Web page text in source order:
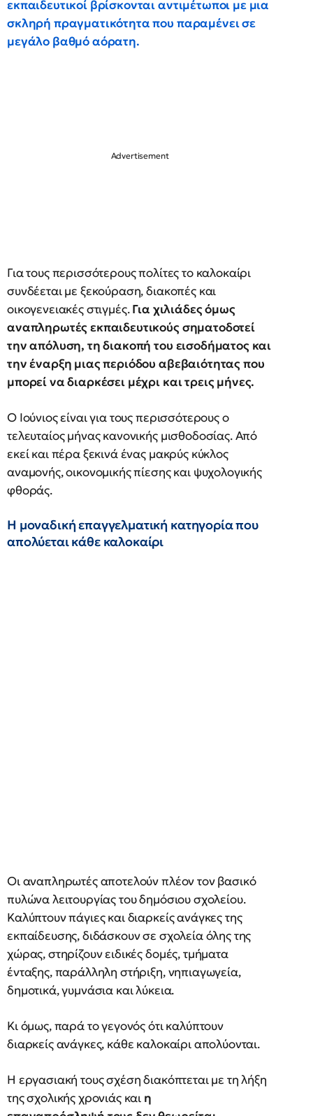
εκπαιδευτικοί βρίσκονται αντιμέτωποι με μια
σκληρή πραγματικότητα που παραμένει σε
μεγάλο βαθμό αόρατη.
Για τους περισσότερους πολίτες το καλοκαίρι
συνδέεται με ξεκούραση, διακοπές και
οικογενειακές στιγμές.Για χιλιάδες όμως
αναπληρωτές εκπαιδευτικούς σηματοδοτεί
την απόλυση, τη διακοπή του εισοδήματος και
την έναρξη μιας περιόδου αβεβαιότητας που
μπορεί να διαρκέσει μέχρι και τρεις μήνες.
Ο Ιούνιος είναι για τους περισσότερους ο
τελευταίος μήνας κανονικής μισθοδοσίας. Από
εκεί και πέρα ξεκινά ένας μακρύς κύκλος
αναμονής, οικονομικής πίεσης και ψυχολογικής
φθοράς.
Η μοναδική επαγγελματική κατηγορία που
απολύεται κάθε καλοκαίρι
Οι αναπληρωτές αποτελούν πλέον τον βασικό
πυλώνα λειτουργίας του δημόσιου σχολείου.
Καλύπτουν πάγιες και διαρκείς ανάγκες της
εκπαίδευσης, διδάσκουν σε σχολεία όλης της
χώρας, στηρίζουν ειδικές δομές, τμήματα
ένταξης, παράλληλη στήριξη, νηπιαγωγεία,
δημοτικά, γυμνάσια και λύκεια.
Κι όμως, παρά το γεγονός ότι καλύπτουν
διαρκείς ανάγκες, κάθε καλοκαίρι απολύονται.
Η εργασιακή τους σχέση διακόπτεται με τη λήξη
της σχολικής χρονιάς και η